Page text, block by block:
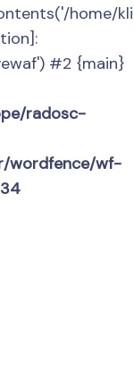
home/
#2 {main}
radosc-
wordfence/wf-
34